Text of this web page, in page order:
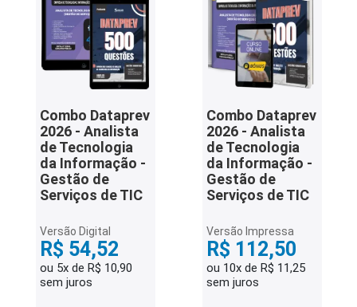
Combo Dataprev
2026 - Analista
de Tecnologia
da Informação -
Gestão de
Serviços de TIC
Versão Digital
R$ 54,52
ou 5x de R$ 10,90
sem juros
Combo Dataprev
2026 - Analista
de Tecnologia
da Informação -
Gestão de
Serviços de TIC
Versão Impressa
R$ 112,50
ou 10x de R$ 11,25
sem juros